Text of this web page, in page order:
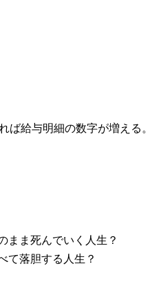
ば給与明細の数字が増える。
まま死んでいく人生？
て落胆する人生？